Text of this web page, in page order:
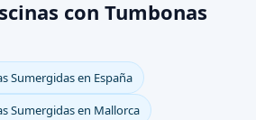
con Tumbonas
Sumergidas en España
Sumergidas en Mallorca